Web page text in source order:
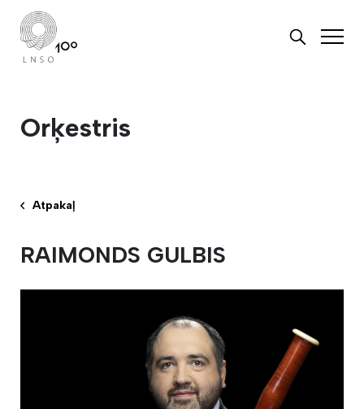
Orķestris
Atpakaļ
RAIMONDS GULBIS